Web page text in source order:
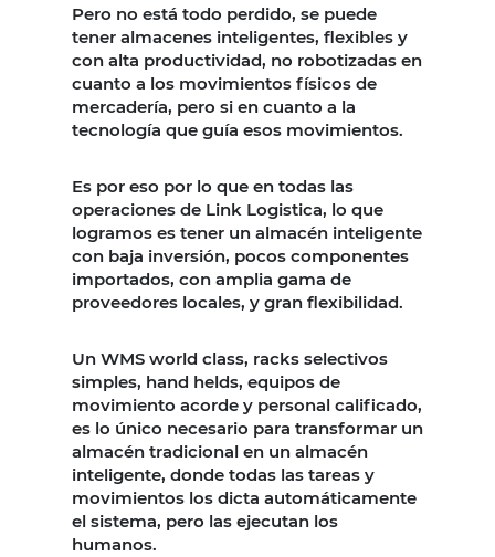
Pero no está todo perdido, se puede
tener almacenes inteligentes, flexibles y
con alta productividad, no robotizadas en
cuanto a los movimientos físicos de
mercadería, pero si en cuanto a la
tecnología que guía esos movimientos.
Es por eso por lo que en todas las
operaciones de Link Logistica, lo que
logramos es tener un almacén inteligente
con baja inversión, pocos componentes
importados, con amplia gama de
proveedores locales, y gran flexibilidad.
Un WMS world class, racks selectivos
simples, hand helds, equipos de
movimiento acorde y personal calificado,
es lo único necesario para transformar un
almacén tradicional en un almacén
inteligente, donde todas las tareas y
movimientos los dicta automáticamente
el sistema, pero las ejecutan los
humanos.